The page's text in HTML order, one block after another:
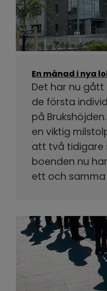
En månad i nya
Det har nu
de första
på
en viktig
att två tidigare
boenden nu
ett och samma